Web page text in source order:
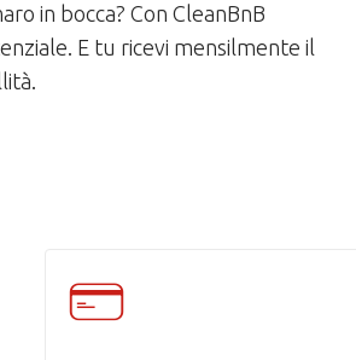
in bocca? Con CleanBnB
E tu ricevi mensilmente il